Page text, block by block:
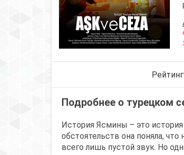
Рейтинг:
Подробнее о турецком
История Ясмины – это
обстоятельств она поняла,
всего лишь пустой звук. Но